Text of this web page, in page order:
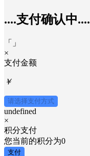
....支付确认中....
「
」
×
支付金额
￥
请选择支付方式
undefined
×
积分支付
您当前的积分为0
支付